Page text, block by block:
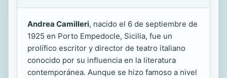
Andrea Camilleri, nacido el 6 de septiembre de
1925 en Porto Empedocle, Sicilia, fue un
prolífico escritor y director de teatro italiano
conocido por su influencia en la literatura
contemporánea. Aunque se hizo famoso a nivel